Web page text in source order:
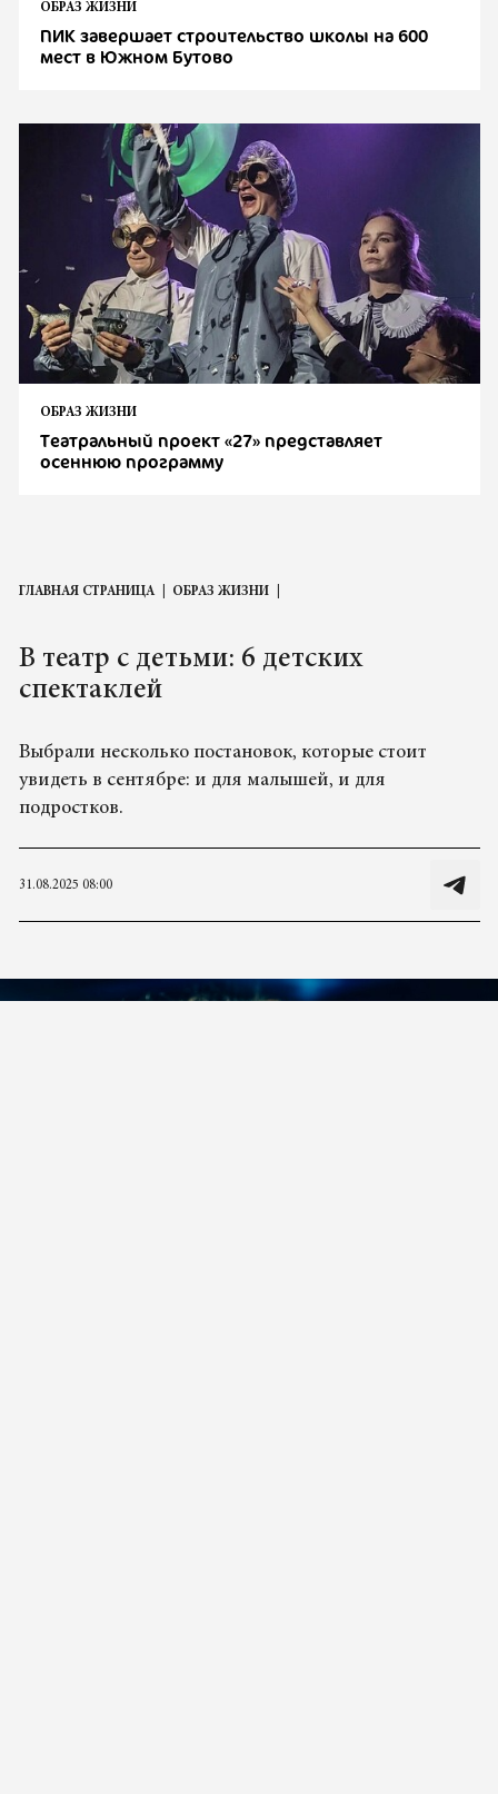
ОБРАЗ ЖИЗНИ
ПИК завершает строительство школы на 600
мест в Южном Бутово
ОБРАЗ ЖИЗНИ
Театральный проект «27» представляет
осеннюю программу
ГЛАВНАЯ СТРАНИЦА ОБРАЗ ЖИЗНИ
В театр с детьми: 6 детских
спектаклей
Выбрали несколько постановок, которые стоит
увидеть в сентябре: и для малышей, и для
подростков.
31.08.2025 08:00